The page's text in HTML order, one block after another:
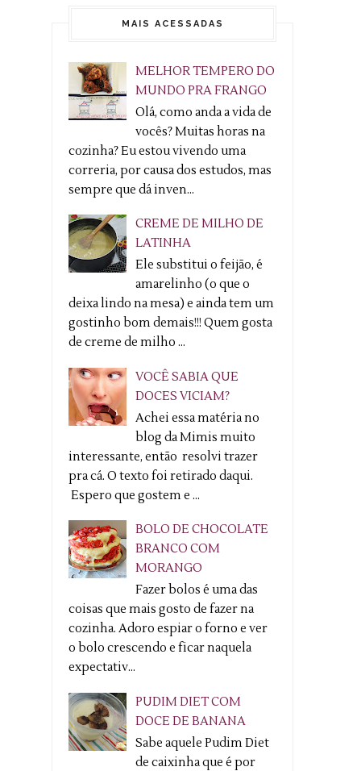
MAIS ACESSADAS
MELHOR TEMPERO DO
MUNDO PRA FRANGO
Olá, como anda a vida de
vocês? Muitas horas na
cozinha? Eu estou vivendo uma
correria, por causa dos estudos, mas
sempre que dá inven...
CREME DE MILHO DE
LATINHA
Ele substitui o feijão, é
amarelinho (o que o
deixa lindo na mesa) e ainda tem um
gostinho bom demais!!! Quem gosta
de creme de milho ...
VOCÊ SABIA QUE
DOCES VICIAM?
Achei essa matéria no
blog da Mimis muito
interessante, então resolvi trazer
pra cá. O texto foi retirado daqui.
Espero que gostem e ...
BOLO DE CHOCOLATE
BRANCO COM
MORANGO
Fazer bolos é uma das
coisas que mais gosto de fazer na
cozinha. Adoro espiar o forno e ver
o bolo crescendo e ficar naquela
expectativ...
PUDIM DIET COM
DOCE DE BANANA
Sabe aquele Pudim Diet
de caixinha que é por